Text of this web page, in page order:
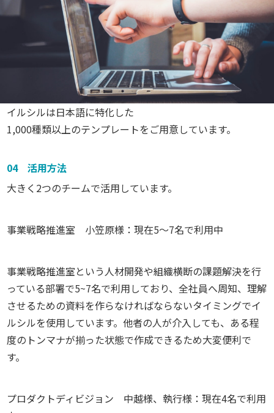
イルシルは日本語に特化した
1,000種類以上のテンプレートをご用意しています。
04 活用方法
大きく2つのチームで活用しています。
事業戦略推進室 小笠原様：現在5～7名で利用中
事業戦略推進室という人材開発や組織横断の課題解決を行
っている部署で5~7名で利用しており、全社員へ周知、理解
させるための資料を作らなければならないタイミングでイ
ルシルを使用しています。他者の人が介入しても、ある程
度のトンマナが揃った状態で作成できるため大変便利で
す。
プロダクトディビジョン 中越様、執行様：現在4名で利用